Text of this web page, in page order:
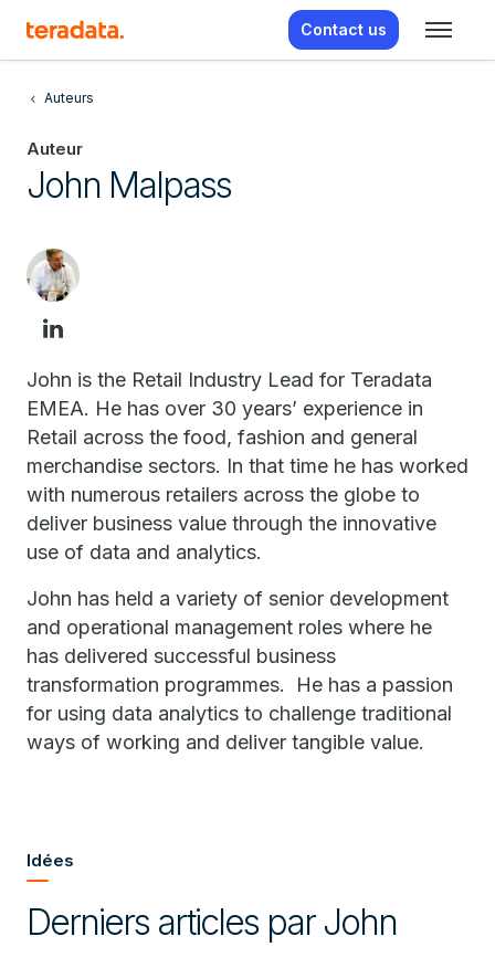
Contact us
Auteurs
Auteur
John Malpass
John is the Retail Industry Lead for Teradata
EMEA. He has over 30 years’ experience in
Retail across the food, fashion and general
merchandise sectors. In that time he has worked
with numerous retailers across the globe to
deliver business value through the innovative
use of data and analytics.
John has held a variety of senior development
and operational management roles where he
has delivered successful business
transformation programmes. He has a passion
for using data analytics to challenge traditional
ways of working and deliver tangible value.
Idées
Derniers articles par John